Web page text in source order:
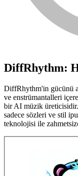
DiffRhythm:
DiffRhythm'in gücünü
ve enstrümantalleri
bir AI müzik
sadece sözleri ve stil
teknolojisi ile